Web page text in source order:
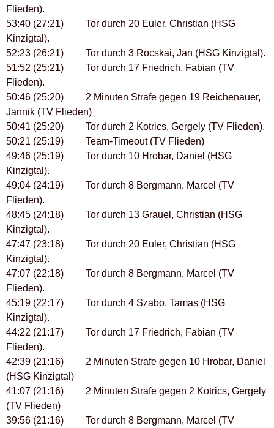
Flieden).
53:40 (27:21) Tor durch 20 Euler, Christian (HSG
Kinzigtal).
52:23 (26:21) Tor durch 3 Rocskai, Jan (HSG Kinzigtal).
51:52 (25:21) Tor durch 17 Friedrich, Fabian (TV
Flieden).
50:46 (25:20) 2 Minuten Strafe gegen 19 Reichenauer,
Jannik (TV Flieden)
50:41 (25:20) Tor durch 2 Kotrics, Gergely (TV Flieden).
50:21 (25:19) Team-Timeout (TV Flieden)
49:46 (25:19) Tor durch 10 Hrobar, Daniel (HSG
Kinzigtal).
49:04 (24:19) Tor durch 8 Bergmann, Marcel (TV
Flieden).
48:45 (24:18) Tor durch 13 Grauel, Christian (HSG
Kinzigtal).
47:47 (23:18) Tor durch 20 Euler, Christian (HSG
Kinzigtal).
47:07 (22:18) Tor durch 8 Bergmann, Marcel (TV
Flieden).
45:19 (22:17) Tor durch 4 Szabo, Tamas (HSG
Kinzigtal).
44:22 (21:17) Tor durch 17 Friedrich, Fabian (TV
Flieden).
42:39 (21:16) 2 Minuten Strafe gegen 10 Hrobar, Daniel
(HSG Kinzigtal)
41:07 (21:16) 2 Minuten Strafe gegen 2 Kotrics, Gergely
(TV Flieden)
39:56 (21:16) Tor durch 8 Bergmann, Marcel (TV